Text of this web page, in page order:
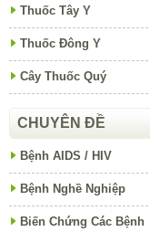
Thuốc Tây Y
Thuốc Đông Y
Cây Thuốc Quý
CHUYÊN ĐỀ
Bệnh AIDS / HIV
Bệnh Nghề Nghiệp
Biến Chứng Các Bệnh